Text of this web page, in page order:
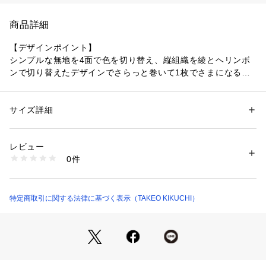
商品詳細
【デザインポイント】
シンプルな無地を4面で色を切り替え、縦組織を綾とヘリンボ
ンで切り替えたデザインでさらっと巻いて1枚でさまになるマ
になります。
上品さのあるカシミヤの素材はギフトにも最適です。
世界でも良質と言われる中国・内モンゴル産カシミヤを使用
滑らかな触り心地、贅沢な光沢は、カシミヤならではのもの。
伸縮性に富んでいて型崩れしにくいのもカシミヤの魅力です。
性別：メンズ
素材：カシミヤ100％
商品番号：
070-04204 （ショップ）
サイズ詳細
レビュー
0件
特定商取引に関する法律に基づく表示（TAKEO KIKUCHI）